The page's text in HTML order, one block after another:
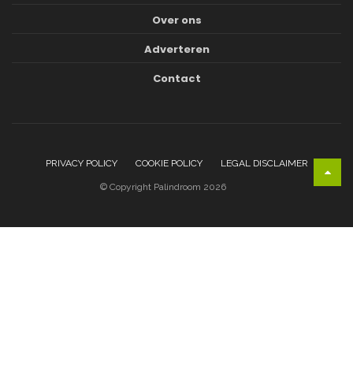
Over ons
Adverteren
Contact
PRIVACY POLICY COOKIE POLICY LEGAL DISCLAIMER
© Copyright Palindroom 2026